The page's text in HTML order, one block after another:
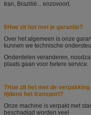
Iran, Brazilië... enzovoort.
6Hoe zit het met je garantie?
Over het algemeen is onze
kunnen we technische
Onderdelen veranderen,
plaats gaan voor betere service.
7Hoe zit het met de
tijdens het transport?
Onze machine is verpakt met
beschadigd worden.veel